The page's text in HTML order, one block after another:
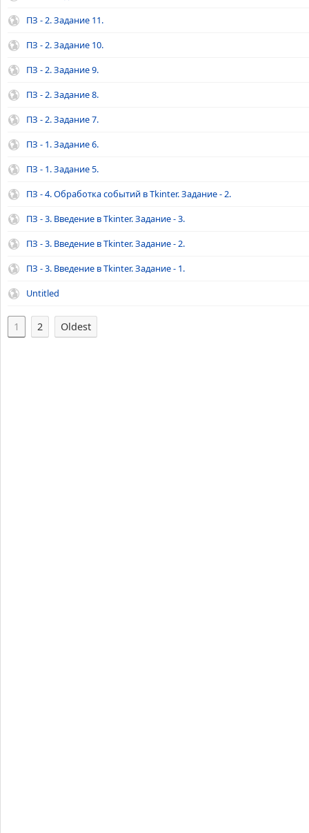
ПЗ - 2. Задание 11.
ПЗ - 2. Задание 10.
ПЗ - 2. Задание 9.
ПЗ - 2. Задание 8.
ПЗ - 2. Задание 7.
ПЗ - 1. Задание 6.
ПЗ - 1. Задание 5.
ПЗ - 4. Обработка событий в Tkinter. Задание - 2.
ПЗ - 3. Введение в Tkinter. Задание - 3.
ПЗ - 3. Введение в Tkinter. Задание - 2.
ПЗ - 3. Введение в Tkinter. Задание - 1.
Untitled
1 2 Oldest